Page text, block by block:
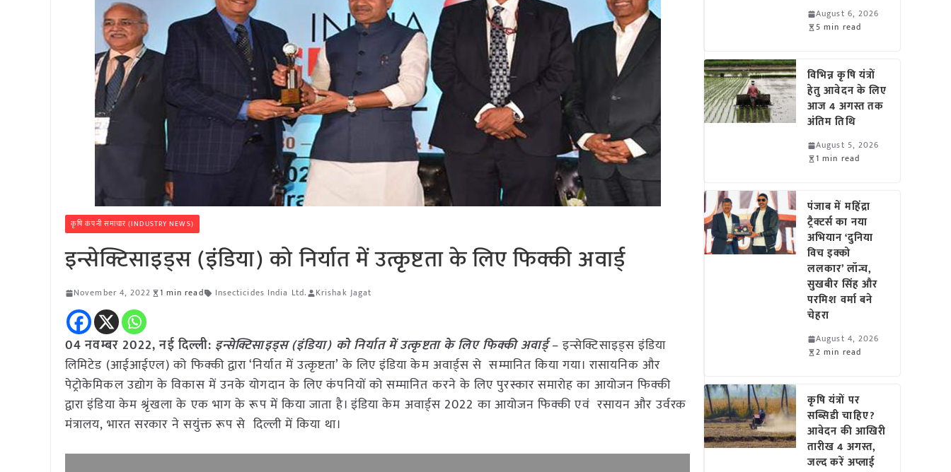
कृषि कंपनी समाचार (INDUSTRY NEWS)
इन्सेक्टिसाइड्स (इंडिया) को निर्यात में उत्कृष्टता के लिए फिक्की अवार्ड्
November 4, 2022 1 min read Insecticides India Ltd. Krishak Jagat
04 नवम्बर 2022, नई दिल्ली: इन्सेक्टिसाइड्स (इंडिया) को निर्यात में उत्कृष्टता के लिए फिक्की अवार्ड्– इन्सेक्टिसाइड्स इंडिया
लिमिटेड (आईआईएल) को फिक्की द्वारा ‘निर्यात में उत्कृष्टता’ के लिए इंडिया केम अवार्ड्स से सम्मानित किया गया। रासायनिक और
पेट्रोकेमिकल उद्योग के विकास में उनके योगदान के लिए कंपनियों को सम्मानित करने के लिए पुरस्कार समारोह का आयोजन फिक्की
द्वारा इंडिया केम श्रृंखला के एक भाग के रूप में किया जाता है। इंडिया केम अवार्ड्स 2022 का आयोजन फिक्की एवं रसायन और उर्वरक
मंत्रालय, भारत सरकार ने सयुंक्त रूप से दिल्ली में किया था।
August 6, 2026
5 min read
विभिन्न कृषि यंत्रों
हेतु आवेदन के लिए
आज 4 अगस्त तक
अंतिम तिथि
August 5, 2026
1 min read
पंजाब में महिंद्रा
ट्रैक्टर्स का नया
अभियान ‘दुनिया
विच इक्को
ललकार’ लॉन्च,
सुखबीर सिंह और
परमिश वर्मा बने
चेहरा
August 4, 2026
2 min read
कृषि यंत्रों पर
सब्सिडी चाहिए?
आवेदन की आखिरी
तारीख 4 अगस्त,
जल्द करें अप्लाई